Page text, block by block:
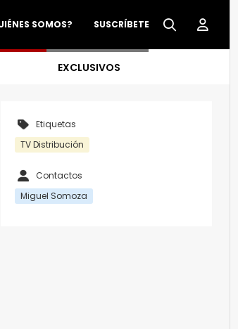
SUSCRÍBETE
SOMOS?
EXCLUSIVOS
Etiquetas
TV Distribución
Contactos
Miguel Somoza